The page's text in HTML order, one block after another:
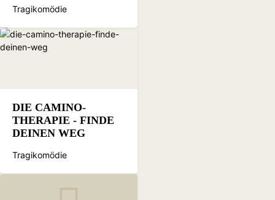
Tragikomödie
DIE CAMINO-
THERAPIE - FINDE
DEINEN WEG
Tragikomödie